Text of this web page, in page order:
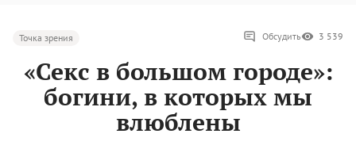
Точка зрения Обсудить 3 539
«Секс в большом городе»:
богини, в которых мы
влюблены